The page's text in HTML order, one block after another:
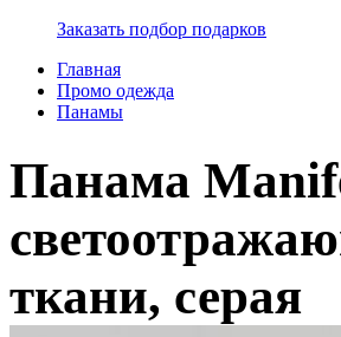
Заказать подбор подарков
Главная
Промо одежда
Панамы
Панама
ткани, серая